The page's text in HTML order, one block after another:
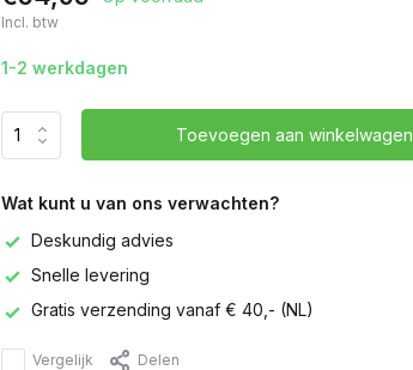
Incl. btw
1-2 werkdagen
Toevoegen aan winkelwagen
Wat kunt u van ons verwachten?
Deskundig advies
Snelle levering
Gratis verzending vanaf € 40,- (NL)
Vergelijk Delen